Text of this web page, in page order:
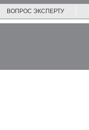
ВОПРОС ЭКСПЕРТУ